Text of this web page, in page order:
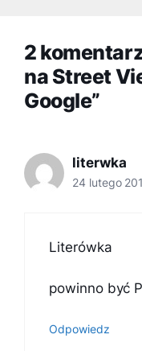
2
na Street
Google”
literwka
24 lutego
Literówka
powinno być
Odpowiedz